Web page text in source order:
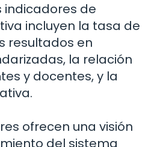
indicadores de
incluyen la tasa de
resultados en
la relación
y docentes, y la
ofrecen una visión
del sistema